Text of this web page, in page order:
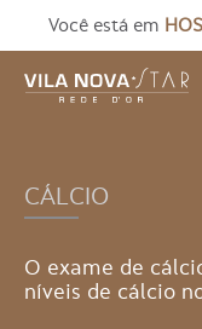
Você está em
CÁLCIO
O exame de
níveis de cálcio